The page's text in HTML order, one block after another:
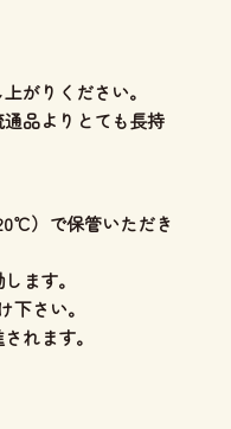
がりください。
品よりとても長持
）で保管いただき
ます。
さい。
れます。